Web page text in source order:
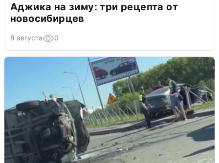
Аджика на зиму: три рецепта от
новосибирцев
8 августа 0